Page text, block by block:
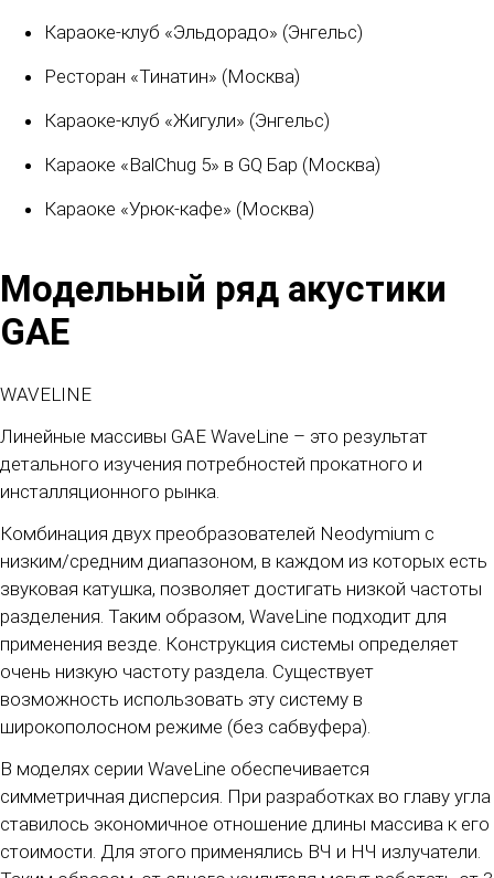
Караоке-клуб «Эльдорадо» (Энгельс)
Ресторан «Тинатин» (Москва)
Караоке-клуб «Жигули» (Энгельс)
Караоке «BalChug 5» в GQ Бар (Москва)
Караоке «Урюк-кафе» (Москва)
Модельный ряд акустики
GAE
WAVELINE
Линейные массивы GAE WaveLine – это результат
детального изучения потребностей прокатного и
инсталляционного рынка.
Комбинация двух преобразователей Neodymium с
низким/средним диапазоном, в каждом из которых есть
звуковая катушка, позволяет достигать низкой частоты
разделения. Таким образом, WaveLine подходит для
применения везде. Конструкция системы определяет
очень низкую частоту раздела. Существует
возможность использовать эту систему в
широкополосном режиме (без сабвуфера).
В моделях серии WaveLine обеспечивается
симметричная дисперсия. При разработках во главу угла
ставилось экономичное отношение длины массива к его
стоимости. Для этого применялись ВЧ и НЧ излучатели.